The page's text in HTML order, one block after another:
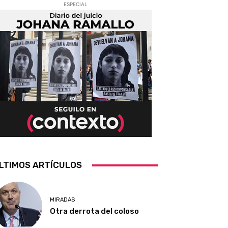
ESPECIAL
ARTÍCULOS
MIRADAS
Otra derrota del coloso